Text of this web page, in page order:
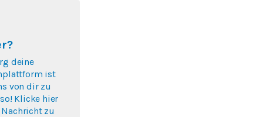
deine
ist
von dir zu
Klicke hier
zu